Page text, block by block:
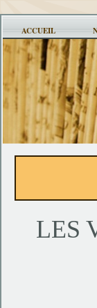
ACCUEIL
LES